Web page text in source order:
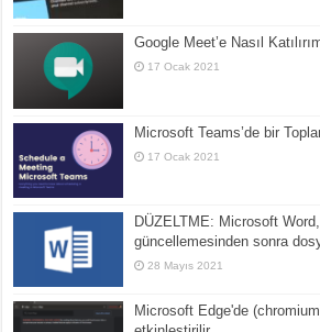
Google Meet’e Nasıl
17 Ocak 2021
Microsoft Teams’de bir
17 Ocak 2021
DÜZELTME: Microsoft
güncellemesinden sonra
28 Mayıs 2021
Microsoft Edge'de